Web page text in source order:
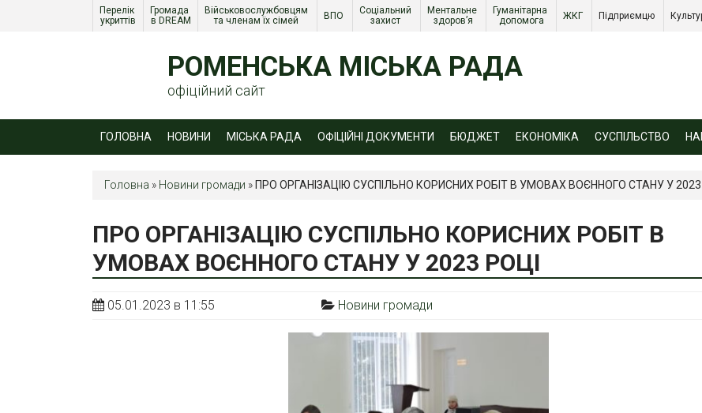
Перелік
укриттів
Громада
в DREAM
Військовослужбовцям
та членам їх сімей
ВПО
Соціальний
захист
Ментальне
здоров’я
Гуманітарна
допомога
ЖКГ Підприємцю
РОМЕНСЬКА МІСЬКА РАДА
офіційний сайт
ГОЛОВНА НОВИНИ МІСЬКА РАДА ОФІЦІЙНІ ДОКУМЕНТИ БЮДЖЕТ ЕКОНОМІКА СУСПІЛЬСТВО
Головна » Новини громади » ПРО ОРГАНІЗАЦІЮ СУСПІЛЬНО КОРИСНИХ РОБІТ В УМОВАХ ВОЄННОГО СТАНУ У 2023
ПРО ОРГАНІЗАЦІЮ СУСПІЛЬНО КОРИСНИХ РОБІТ В
УМОВАХ ВОЄННОГО СТАНУ У 2023 РОЦІ
05.01.2023 в 11:55 Новини громади